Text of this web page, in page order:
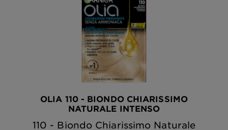
OLIA 110 - BIONDO CHIARISSIMO
NATURALE INTENSO
110 - Biondo Chiarissimo Naturale